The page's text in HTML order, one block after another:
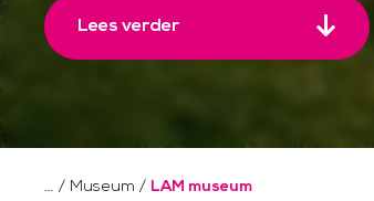
Lees verder
/ Museum / LAM museum